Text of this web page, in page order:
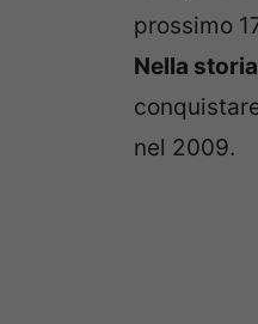
prossimo
Nella
nel 2009.